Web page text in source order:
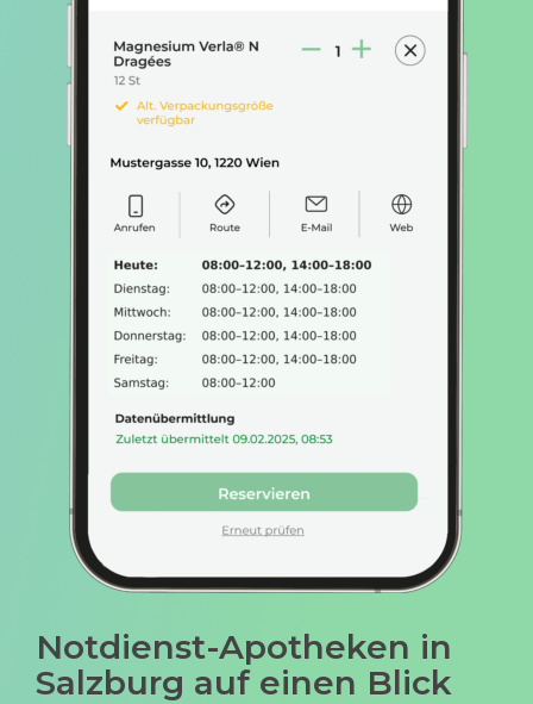
Notdienst-Apotheken in
Salzburg auf einen Blick